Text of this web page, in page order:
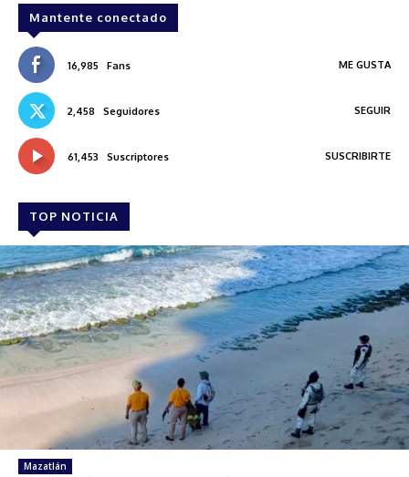
Mantente conectado
16,985 Fans ME GUSTA
2,458 Seguidores SEGUIR
61,453 Suscriptores SUSCRIBIRTE
TOP NOTICIA
Mazatlán